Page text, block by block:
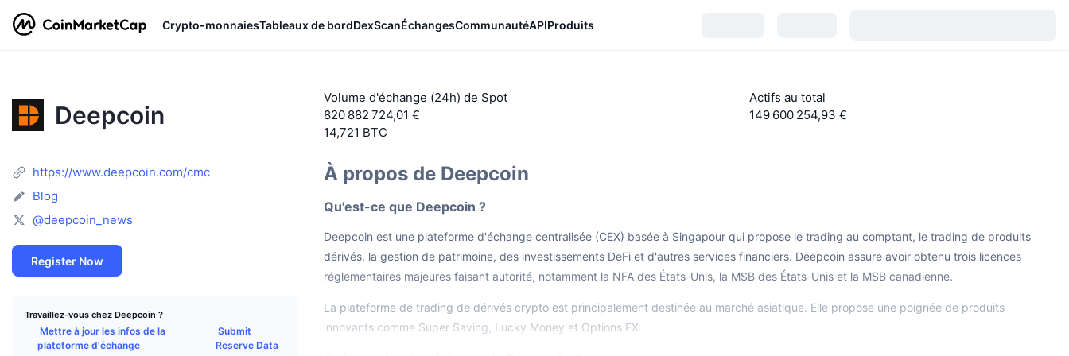
Crypto-monnaiesTableaux de bordDexScanÉchangesCommunautéAPIProduits
Deepcoin
Volume d'échange (24h) de Spot
820 882 724,01 €
14,721 BTC
Actifs au total
149 600 254,93 €
https://www.deepcoin.com/cmc
Blog
@deepcoin_news
Register Now
Travaillez-vous chez Deepcoin ?
Mettre à jour les infos de la
plateforme d'échange
Submit
Reserve Data
À propos de Deepcoin
Qu'est-ce que Deepcoin ?
Deepcoin est une plateforme d'échange centralisée (CEX) basée à Singapour qui propose le trading au comptant, le trading de produits
dérivés, la gestion de patrimoine, des investissements DeFi et d'autres services financiers. Deepcoin assure avoir obtenu trois licences
réglementaires majeures faisant autorité, notamment la NFA des États-Unis, la MSB des États-Unis et la MSB canadienne.
La plateforme de trading de dérivés crypto est principalement destinée au marché asiatique. Elle propose une poignée de produits
innovants comme Super Saving, Lucky Money et Options FX.